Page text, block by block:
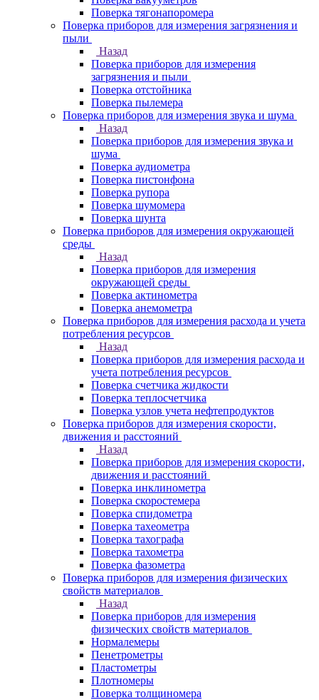
Поверка тягонапоромера
Поверка приборов для измерения загрязнения и
пыли
Назад
Поверка приборов для измерения
загрязнения и пыли
Поверка отстойника
Поверка пылемера
Поверка приборов для измерения звука и шума
Назад
Поверка приборов для измерения звука и
шума
Поверка аудиометра
Поверка пистонфона
Поверка рупора
Поверка шумомера
Поверка шунта
Поверка приборов для измерения окружающей
среды
Назад
Поверка приборов для измерения
окружающей среды
Поверка актинометра
Поверка анемометра
Поверка приборов для измерения расхода и учета
потребления ресурсов
Назад
Поверка приборов для измерения расхода и
учета потребления ресурсов
Поверка счетчика жидкости
Поверка теплосчетчика
Поверка узлов учета нефтепродуктов
Поверка приборов для измерения скорости,
движения и расстояний
Назад
Поверка приборов для измерения скорости,
движения и расстояний
Поверка инклинометра
Поверка скоростемера
Поверка спидометра
Поверка тахеометра
Поверка тахографа
Поверка тахометра
Поверка фазометра
Поверка приборов для измерения физических
свойств материалов
Назад
Поверка приборов для измерения
физических свойств материалов
Нормалемеры
Пенетрометры
Пластометры
Плотномеры
Поверка толщиномера